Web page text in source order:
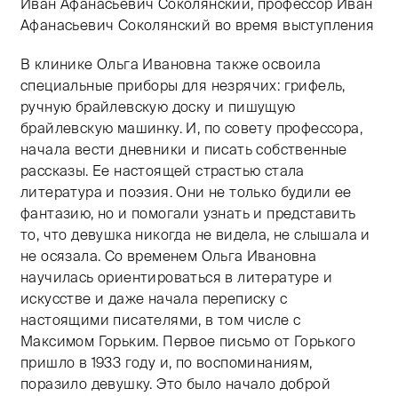
Иван Афанасьевич Соколянский, профессор Иван
Афанасьевич Соколянский во время выступления
Тифлокомментарий: черно-белый фотоколлаж. Три
В клинике Ольга Ивановна также освоила
специальные приборы для незрячих: грифель,
ручную брайлевскую доску и пишущую
брайлевскую машинку. И, по совету профессора,
начала вести дневники и писать собственные
рассказы. Ее настоящей страстью стала
литература и поэзия. Они не только будили ее
фантазию, но и помогали узнать и представить
то, что девушка никогда не видела, не слышала и
не осязала. Со временем Ольга Ивановна
научилась ориентироваться в литературе и
искусстве и даже начала переписку с
настоящими писателями, в том числе с
Максимом Горьким. Первое письмо от Горького
пришло в 1933 году и, по воспоминаниям,
поразило девушку. Это было начало доброй